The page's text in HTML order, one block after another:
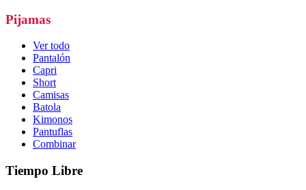
Pijamas
Ver todo
Pantalón
Capri
Short
Camisas
Batola
Kimonos
Pantuflas
Combinar
Tiempo Libre